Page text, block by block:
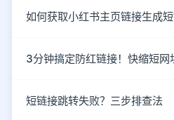
如何获取小红书主页链接生成短
短链接跳转失败？三步排查法